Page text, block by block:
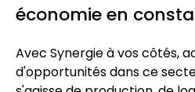
économie en
Avec Synergie à vos côtés,
d'opportunités dans ce